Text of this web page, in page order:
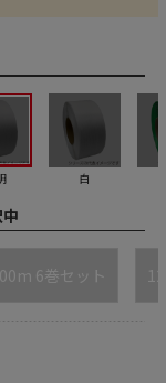
白
6巻セット